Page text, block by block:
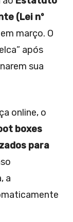
(Lei nº
março. O
após
sua
online, o
boxes
para
a